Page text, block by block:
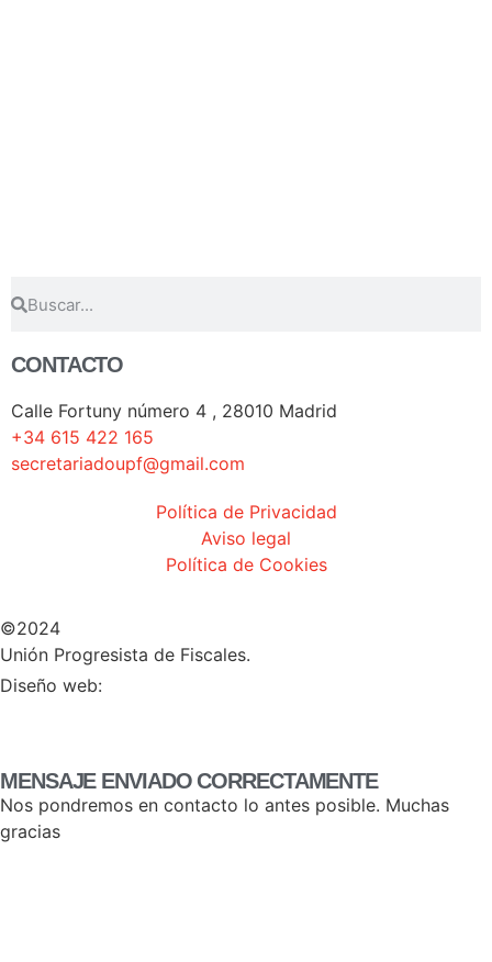
CONTACTO
Calle Fortuny número 4 , 28010 Madrid
+34 615 422 165
secretariadoupf@gmail.com
Política de Privacidad
Aviso legal
Política de Cookies
©2024
Unión Progresista de Fiscales.
Diseño web:
MENSAJE ENVIADO CORRECTAMENTE
Nos pondremos en contacto lo antes posible. Muchas
gracias